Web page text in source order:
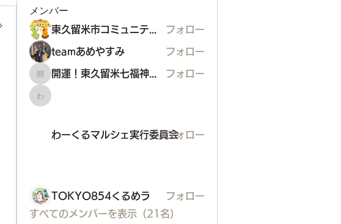
メンバー
フォロー
teamあめやすみ フォロー
開運！東久留米七福神めぐり
フォロー
わーくるマルシェ実行委員会
わーくるマルシェ実行委員会フォロー
TOKYO854くるめラ
フォロー
すべてのメンバーを表示（21名）